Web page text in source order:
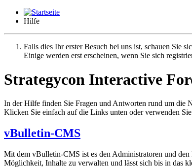
Hilfe
Falls dies Ihr erster Besuch bei uns ist, schauen Sie
Einige werden erst erscheinen, wenn Sie sich
Strategycon Interactive
In der Hilfe finden Sie Fragen und Antworten rund um die
Klicken Sie einfach auf die Links unten oder verwenden
vBulletin-CMS
Mit dem vBulletin-CMS ist es den Administratoren und
Möglichkeit, Inhalte zu verwalten und lässt sich bis in das